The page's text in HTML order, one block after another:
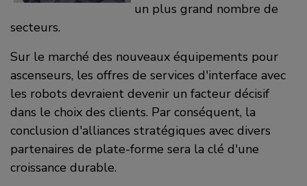
un plus grand nombre de
secteurs.
Sur le marché des nouveaux équipements pour
ascenseurs, les offres de services d'interface avec
les robots devraient devenir un facteur décisif
dans le choix des clients. Par conséquent, la
conclusion d'alliances stratégiques avec divers
partenaires de plate-forme sera la clé d'une
croissance durable.